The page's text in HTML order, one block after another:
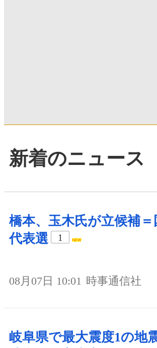
新着のニュース
橋本、玉木氏が立候補
代表選
1
08月07日 10:01 時事通信社
岐阜県で最大震度1の地